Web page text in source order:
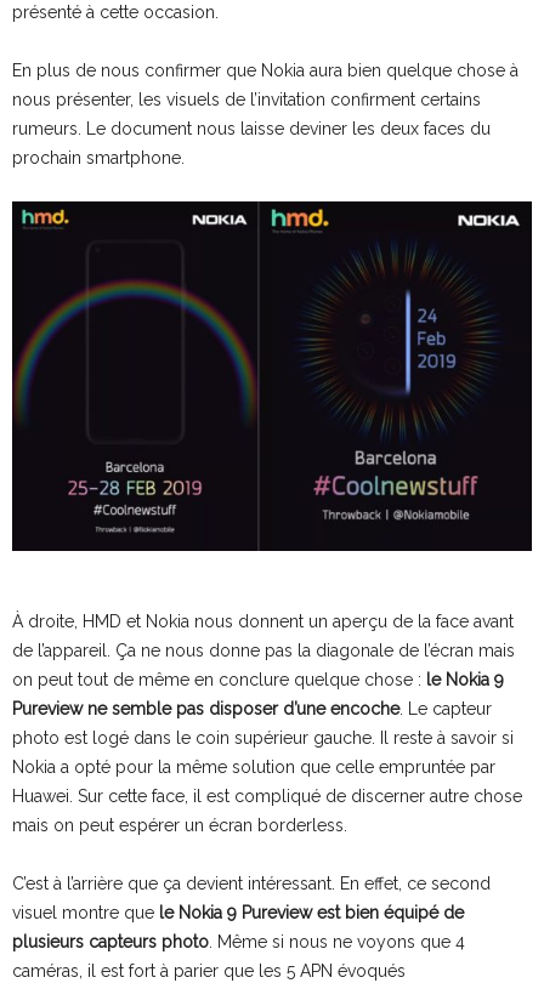
présenté à cette occasion.
En plus de nous confirmer que Nokia aura bien quelque chose à
nous présenter, les visuels de l’invitation confirment certains
rumeurs. Le document nous laisse deviner les deux faces du
prochain smartphone.
À droite, HMD et Nokia nous donnent un aperçu de la face avant
de l’appareil. Ça ne nous donne pas la diagonale de l’écran mais
on peut tout de même en conclure quelque chose : le Nokia 9
Pureview ne semble pas disposer d’une encoche. Le capteur
photo est logé dans le coin supérieur gauche. Il reste à savoir si
Nokia a opté pour la même solution que celle empruntée par
Huawei. Sur cette face, il est compliqué de discerner autre chose
mais on peut espérer un écran borderless.
C’est à l’arrière que ça devient intéressant. En effet, ce second
visuel montre que le Nokia 9 Pureview est bien équipé de
plusieurs capteurs photo. Même si nous ne voyons que 4
caméras, il est fort à parier que les 5 APN évoqués